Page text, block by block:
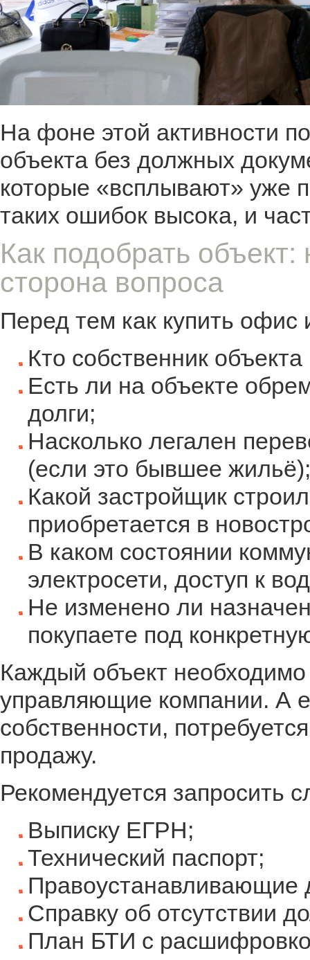
На фоне этой активности
объекта без должных
которые «всплывают» уже
таких ошибок высока, и
Как подобрать
сторона вопроса
Перед тем как купить офис
Кто собственник
Есть ли на объекте
долги;
Насколько легален
(если это бывшее жильё);
Какой застройщик
приобретается в
В каком состоянии
электросети, доступ к
Не изменено ли
покупаете под
Каждый объект
управляющие компании. А
собственности,
продажу.
Рекомендуется запросить
Выписку ЕГРН;
Технический паспорт;
Правоустанавливающие
Справку об отсутствии
План БТИ с